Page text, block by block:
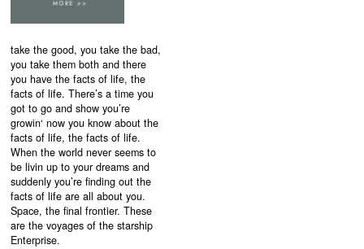
take the good, you take the bad,
you take them both and there
you have the facts of life, the
facts of life. There’s a time you
got to go and show you’re
growin‘ now you know about the
facts of life, the facts of life.
When the world never seems to
be livin up to your dreams and
suddenly you’re finding out the
facts of life are all about you.
Space, the final frontier. These
are the voyages of the starship
Enterprise.